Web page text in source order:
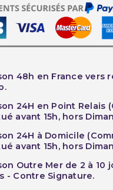
48h en France vers
24H en Point Relais
avant 15h, hors
24H à Domicile
avant 15h, hors
Outre Mer de 2 à 10
- Contre Signature.